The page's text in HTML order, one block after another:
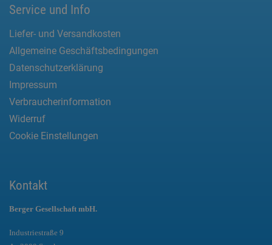
Service und Info
Liefer- und Versandkosten
Allgemeine Geschäftsbedingungen
Datenschutzerklärung
Impressum
Verbraucherinformation
Widerruf
Cookie Einstellungen
Kontakt
Berger Gesellschaft mbH.
Industriestraße 9